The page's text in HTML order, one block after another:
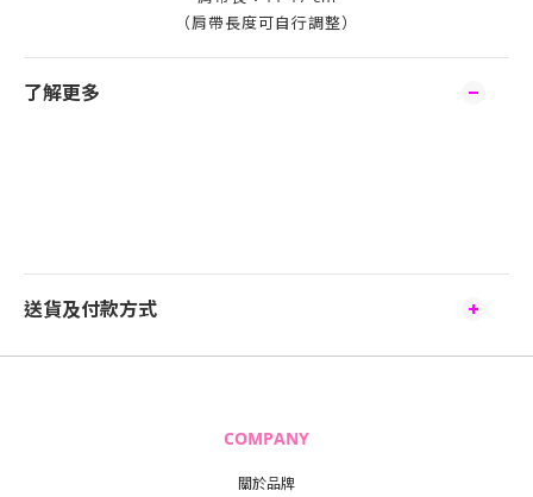
（肩帶長度可自行調整）
了解更多
送貨及付款方式
COMPANY
關於品牌